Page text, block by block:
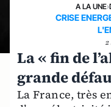
A LA UNE›
CRISE
2
La « fin de
grande
La France, très